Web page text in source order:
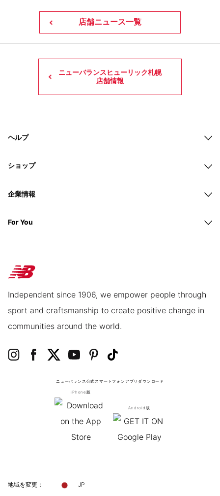
店舗ニュース一覧
ニューバランスヒューリック札幌
店舗情報
ヘルプ
ショップ
企業情報
For You
Independent since 1906, we empower people through
sport and craftsmanship to create positive change in
communities around the world.
ニューバランス公式スマートフォンアプリ ダウンロード
iPhone版
Android版
地域を変更： JP